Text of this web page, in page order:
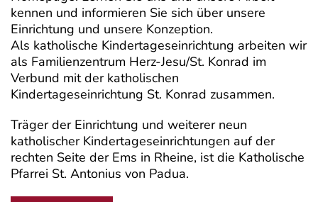
kennen und informieren Sie sich über unsere
Einrichtung und unsere Konzeption.
Als katholische Kindertageseinrichtung arbeiten wir
als Familienzentrum Herz-Jesu/St. Konrad im
Verbund mit der katholischen
Kindertageseinrichtung St. Konrad zusammen.
Träger der Einrichtung und weiterer neun
katholischer Kindertageseinrichtungen auf der
rechten Seite der Ems in Rheine, ist die Katholische
Pfarrei St. Antonius von Padua.